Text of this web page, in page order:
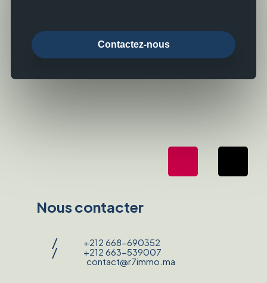
Contactez-nous
Nous contacter
/ +212 668-690352
/
+212 663-539007
contact@r7immo.ma